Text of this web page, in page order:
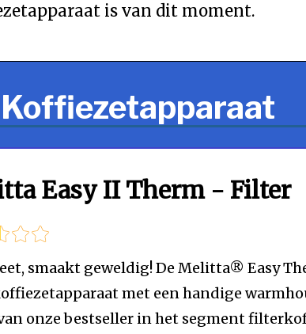
is van dit moment.
Easy II Therm - Filter
smaakt geweldig! De Melitta® Easy
met een handige
onze bestseller in het segment